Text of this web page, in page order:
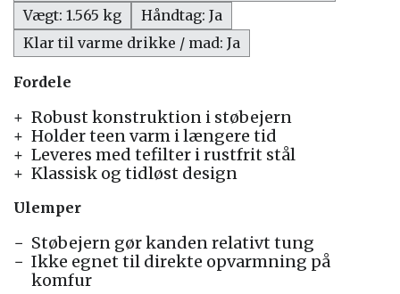
Fordele
Robust konstruktion i støbejern
Holder teen varm i længere tid
Leveres med tefilter i rustfrit stål
Klassisk og tidløst design
Ulemper
Støbejern gør kanden relativt tung
Ikke egnet til direkte opvarmning på
komfur
Vægt: 1.565 kg
Håndtag: Ja
Klar til varme drikke / mad: Ja